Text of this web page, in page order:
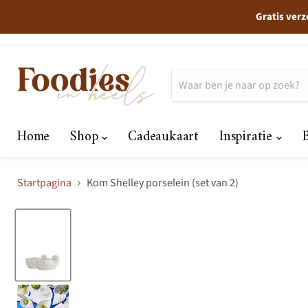
Gratis
Home Shop Cadeaukaart Inspiratie
Startpagina Kom Shelley porselein (set van 2)